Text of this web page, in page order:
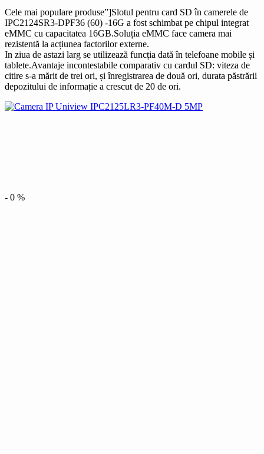
Cele mai populare produse”]Slotul pentru card SD în camerele de
IPC2124SR3-DPF36 (60) -16G a fost schimbat pe chipul integrat
eMMC cu capacitatea 16GB.Soluția eMMC face camera mai
rezistentă la acțiunea factorilor externe.
In ziua de astazi larg se utilizează funcția dată în telefoane mobile și
tablete.Avantaje incontestabile comparativ cu cardul SD: viteza de
citire s-a mărit de trei ori, și înregistrarea de două ori, durata păstrării
depozitului de informație a crescut de 20 de ori.
- 0 %